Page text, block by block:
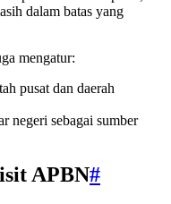
dalam batas yang
mengatur:
pusat dan daerah
negeri sebagai sumber
APBN#